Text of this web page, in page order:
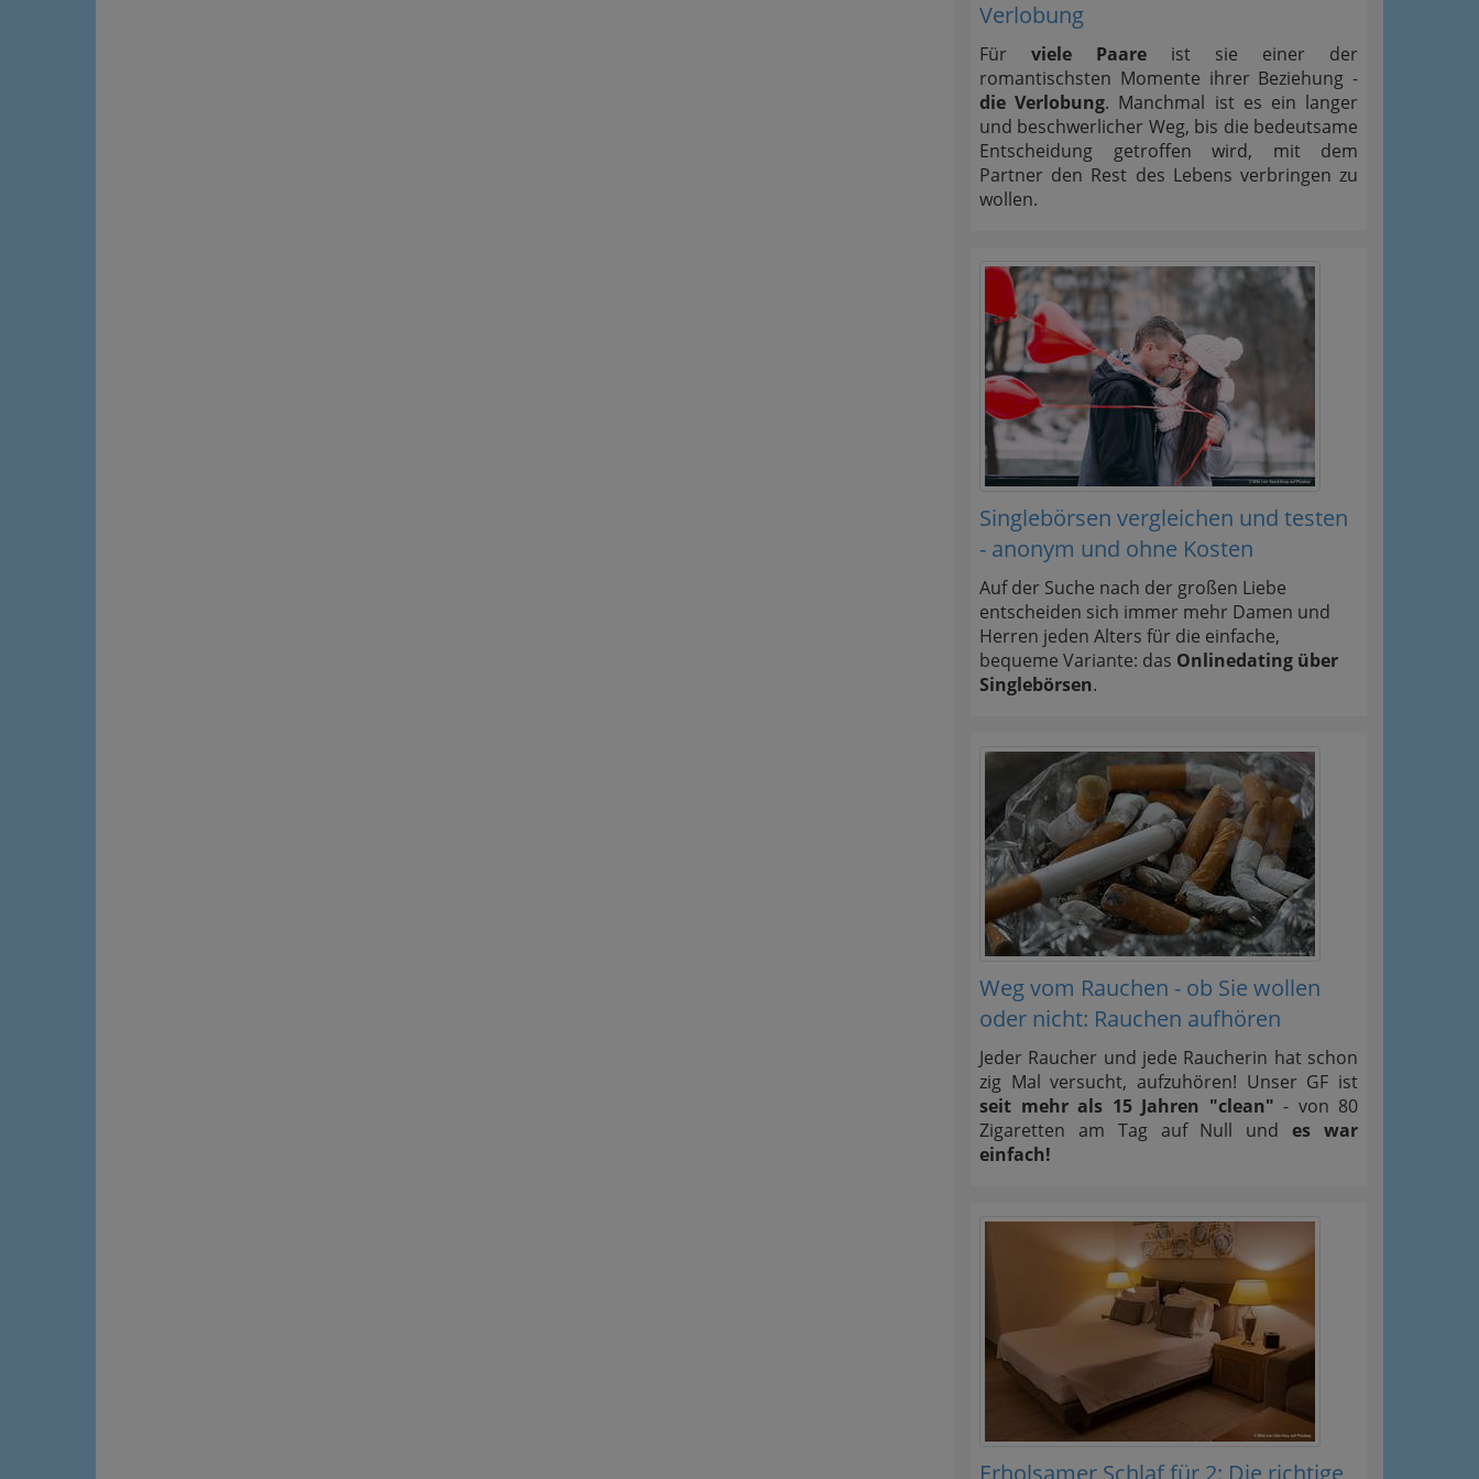
Verlobung
Für viele Paare ist sie einer der
romantischsten Momente ihrer Beziehung -
die Verlobung. Manchmal ist es ein langer
und beschwerlicher Weg, bis die bedeutsame
Entscheidung getroffen wird, mit dem
Partner den Rest des Lebens verbringen zu
wollen.
Singlebörsen vergleichen und testen
- anonym und ohne Kosten
Auf der Suche nach der großen Liebe
entscheiden sich immer mehr Damen und
Herren jeden Alters für die einfache,
bequeme Variante: das Onlinedating über
Singlebörsen.
Weg vom Rauchen - ob Sie wollen
oder nicht: Rauchen aufhören
Jeder Raucher und jede Raucherin hat schon
zig Mal versucht, aufzuhören! Unser GF ist
seit mehr als 15 Jahren "clean" - von 80
Zigaretten am Tag auf Null undes war
einfach!